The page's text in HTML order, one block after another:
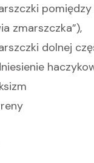
zmarszczka”),
dolnej